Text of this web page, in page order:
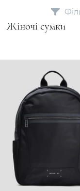
Жіночі сумки